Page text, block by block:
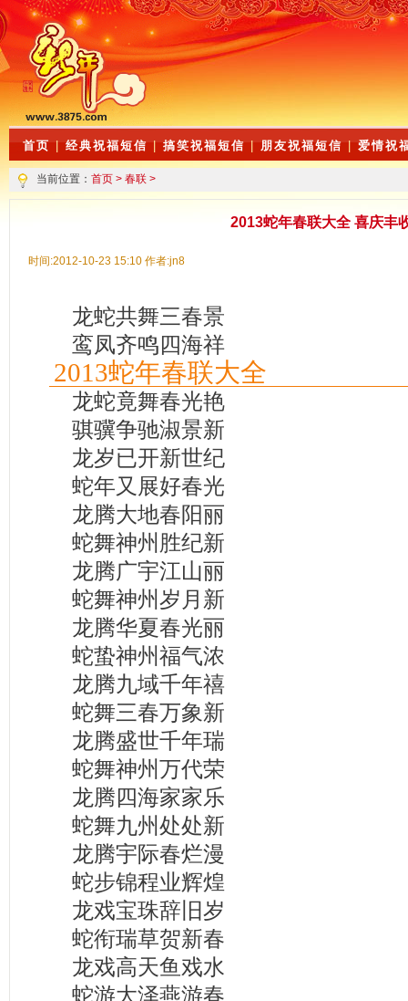
首页 | 经典祝福短信 | 搞笑祝福短信 | 朋友祝福短信 | 爱情祝
当前位置： 首页 > 春联 >
2013蛇年春联大全 喜庆丰
时间:2012-10-23 15:10 作者:jn8
龙蛇共舞三春景
鸾凤齐鸣四海祥
2013蛇年春联大全
龙蛇竟舞春光艳
骐骥争驰淑景新
龙岁已开新世纪
蛇年又展好春光
龙腾大地春阳丽
蛇舞神州胜纪新
龙腾广宇江山丽
蛇舞神州岁月新
龙腾华夏春光丽
蛇蛰神州福气浓
龙腾九域千年禧
蛇舞三春万象新
龙腾盛世千年瑞
蛇舞神州万代荣
龙腾四海家家乐
蛇舞九州处处新
龙腾宇际春烂漫
蛇步锦程业辉煌
龙戏宝珠辞旧岁
蛇衔瑞草贺新春
龙戏高天鱼戏水
蛇游大泽燕游春